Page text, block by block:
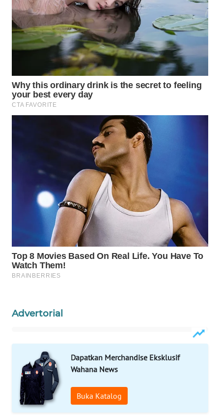
Advertorial
Dapatkan Merchandise Eksklusif
Wahana News
Buka Katalog
WISATA
LAPAK
WAHANA
Network
KONSUMEN
WALINKI
MAWAKA
MARTABAT
NET
LPKKI
LKKI
KOPEKLIN